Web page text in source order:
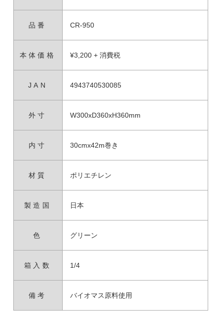
品番 CR-950
本体価格 ¥3,200 + 消費税
JAN 4943740530085
外寸 W300xD360xH360mm
内寸 30cmx42m巻き
材質 ポリエチレン
製造国 日本
色 グリーン
箱入数 1/4
備考 バイオマス原料使用